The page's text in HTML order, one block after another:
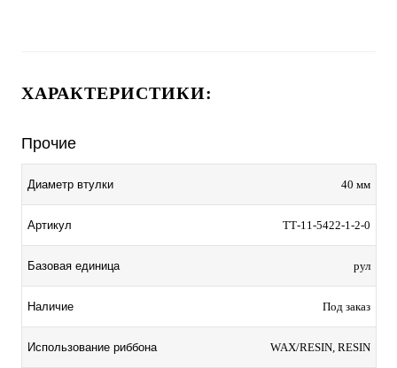
ХАРАКТЕРИСТИКИ:
Прочие
Диаметр втулки 40 мм
Артикул ТТ-11-5422-1-2-0
Базовая единица рул
Наличие Под заказ
Использование риббона WAX/RESIN, RESIN